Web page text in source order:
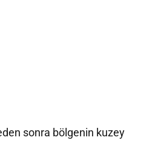
sonra bölgenin kuzey